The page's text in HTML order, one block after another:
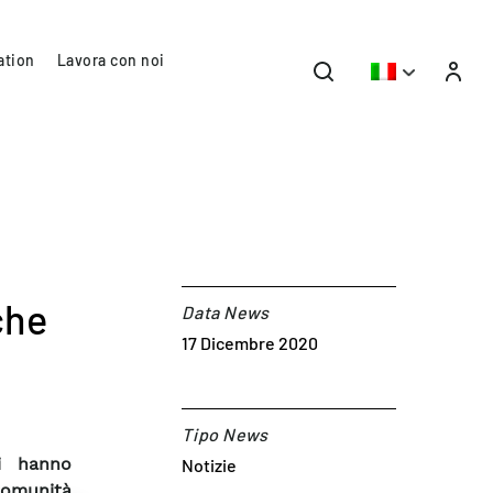
Lavora con noi
hanno
Data News
17 Dicembre 2020
Tipo News
Notizie